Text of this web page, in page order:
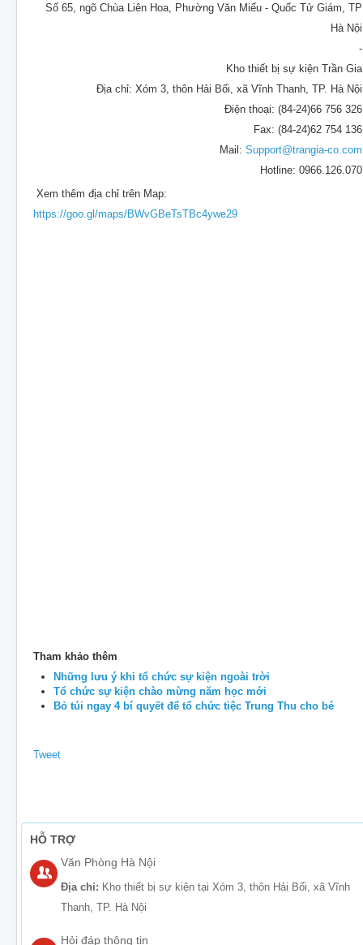
Số 65, ngõ Chùa Liên Hoa, Phường Văn Miếu - Quốc Tử Giám, TP
Hà Nội
-
Kho thiết bị sự kiện Trần Gia
Địa chỉ: Xóm 3, thôn Hải Bối, xã Vĩnh Thanh, TP. Hà Nội
Điện thoại: (84-24)66 756 326
Fax: (84-24)62 754 136
Mail: Support@trangia-co.com
Hotline: 0966.126.070
Xem thêm địa chỉ trên Map:
https://goo.gl/maps/BWvGBeTsTBc4ywe29
Tham khảo thêm
Những lưu ý khi tổ chức sự kiện ngoài trời
Tổ chức sự kiện chào mừng năm học mới
Bỏ túi ngay 4 bí quyết để tổ chức tiệc Trung Thu cho bé
Tweet
HỖ TRỢ
Văn Phòng Hà Nội
Địa chỉ: Kho thiết bị sự kiện tại Xóm 3, thôn Hải Bối, xã Vĩnh
Thanh, TP. Hà Nội
Hỏi đáp thông tin